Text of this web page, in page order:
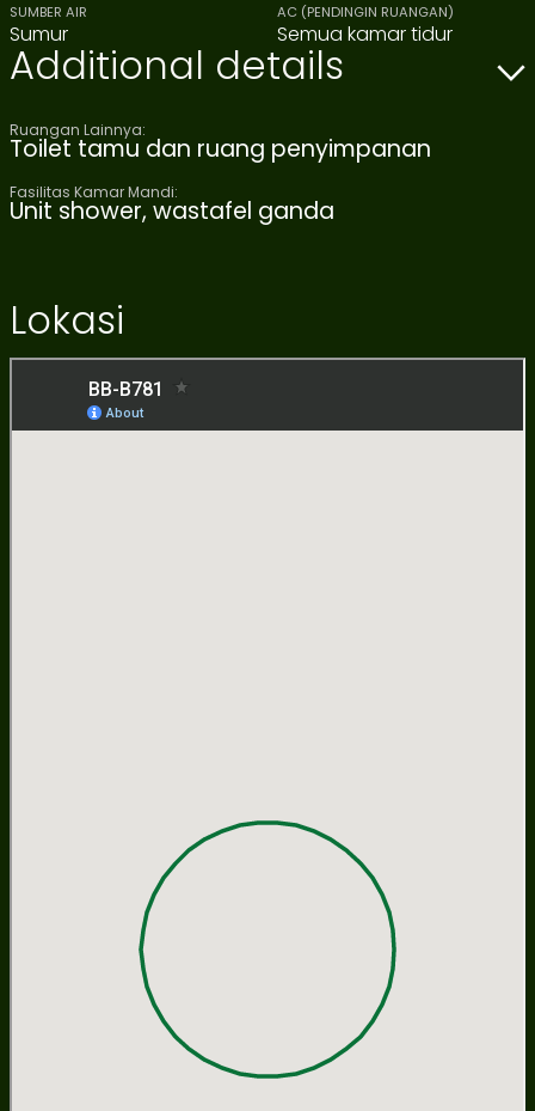
SUMBER AIR
Sumur
AC (PENDINGIN RUANGAN)
Semua kamar tidur
Additional details
Ruangan Lainnya:
Toilet tamu dan ruang penyimpanan
Fasilitas Kamar Mandi:
Unit shower, wastafel ganda
Lokasi